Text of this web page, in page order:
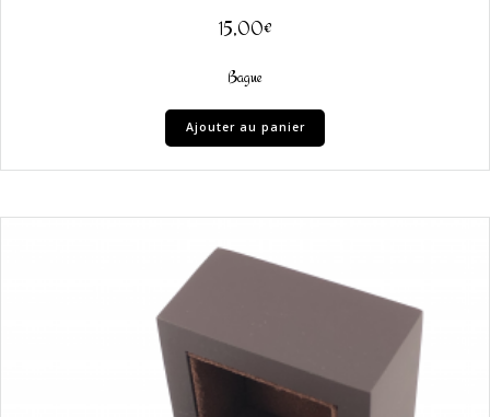
15,00€
Bague
Ajouter au panier